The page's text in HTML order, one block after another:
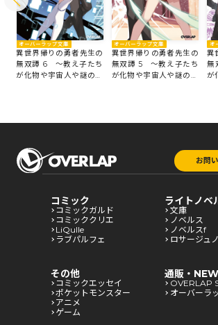
オーバーラップ文庫
異世界帰りの勇者先生の
無双譚 6 ～教え子たち
が化物や宇宙人や謎の組
オーバーラップ文庫
異世界帰りの勇者先生の
無双譚 5 ～教え子たち
が化物や宇宙人や謎の組
オ
異
無
が
お問
コミック
コミックガルド
コミッククリエ
LiQulle
ラブパルフェ
ライトノベ
文庫
ノベルス
ノベルスf
ロサージュ
その他
コミックエッセイ
ポケットモンスター
アニメ
ゲーム
通販・
OVERLAP
オーバーラ